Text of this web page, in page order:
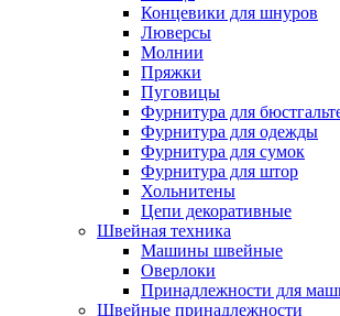
Концевики для шнуров
Люверсы
Молнии
Пряжки
Пуговицы
Фурнитура для
Фурнитура для одежды
Фурнитура для сумок
Фурнитура для штор
Хольнитены
Цепи декоративные
Швейная техника
Машины швейные
Оверлоки
Принадлежности для
Швейные принадлежности